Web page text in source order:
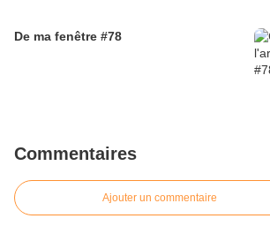
De ma fenêtre #78
Commentaires
Ajouter un commentaire